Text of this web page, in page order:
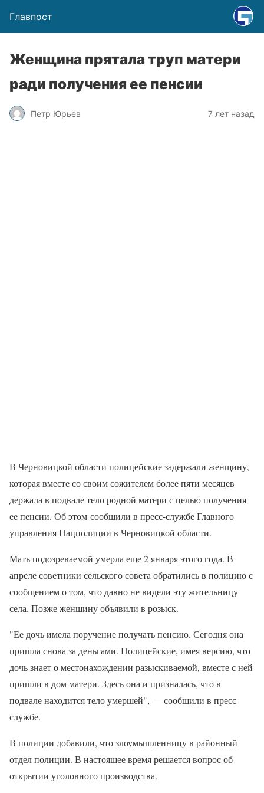
Главпост
Женщина прятала труп матери
ради получения ее пенсии
Петр Юрьев 7 лет назад
В Черновицкой области полицейские задержали женщину,
которая вместе со своим сожителем более пяти месяцев
держала в подвале тело родной матери с целью получения
ее пенсии. Об этом сообщили в пресс-службе Главного
управления Нацполиции в Черновицкой области.
Мать подозреваемой умерла еще 2 января этого года. В
апреле советники сельского совета обратились в полицию с
сообщением о том, что давно не видели эту жительницу
села. Позже женщину объявили в розыск.
"Ее дочь имела поручение получать пенсию. Сегодня она
пришла снова за деньгами. Полицейские, имея версию, что
дочь знает о местонахождении разыскиваемой, вместе с ней
пришли в дом матери. Здесь она и призналась, что в
подвале находится тело умершей", — сообщили в пресс-
службе.
В полиции добавили, что злоумышленницу в районный
отдел полиции. В настоящее время решается вопрос об
открытии уголовного производства.